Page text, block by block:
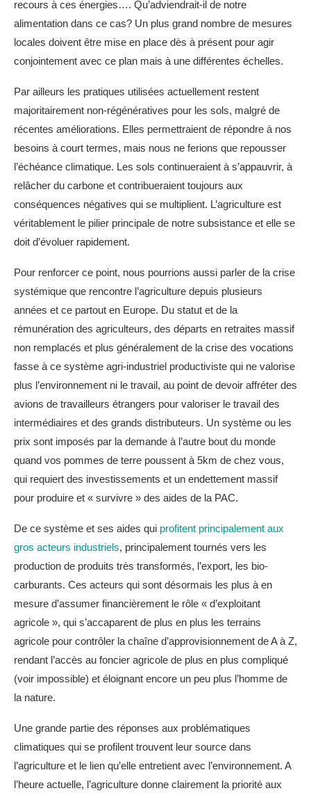
recours à ces énergies…. Qu’adviendrait-il de notre
alimentation dans ce cas? Un plus grand nombre de mesures
locales doivent être mise en place dès à présent pour agir
conjointement avec ce plan mais à une différentes échelles.
Par ailleurs les pratiques utilisées actuellement restent
majoritairement non-régénératives pour les sols, malgré de
récentes améliorations. Elles permettraient de répondre à nos
besoins à court termes, mais nous ne ferions que repousser
l’échéance climatique. Les sols continueraient à s’appauvrir, à
relâcher du carbone et contribueraient toujours aux
conséquences négatives qui se multiplient. L’agriculture est
véritablement le pilier principale de notre subsistance et elle se
doit d’évoluer rapidement.
Pour renforcer ce point, nous pourrions aussi parler de la crise
systémique que rencontre l’agriculture depuis plusieurs
années et ce partout en Europe. Du statut et de la
rémunération des agriculteurs, des départs en retraites massif
non remplacés et plus généralement de la crise des vocations
fasse à ce système agri-industriel productiviste qui ne valorise
plus l’environnement ni le travail, au point de devoir affréter des
avions de travailleurs étrangers pour valoriser le travail des
intermédiaires et des grands distributeurs. Un système ou les
prix sont imposés par la demande à l’autre bout du monde
quand vos pommes de terre poussent à 5km de chez vous,
qui requiert des investissements et un endettement massif
pour produire et « survivre » des aides de la PAC.
De ce système et ses aides qui profitent principalement aux
gros acteurs industriels, principalement tournés vers les
production de produits très transformés, l’export, les bio-
carburants. Ces acteurs qui sont désormais les plus à en
mesure d’assumer financièrement le rôle « d’exploitant
agricole », qui s’accaparent de plus en plus les terrains
agricole pour contrôler la chaîne d’approvisionnement de A à Z,
rendant l’accès au foncier agricole de plus en plus compliqué
(voir impossible) et éloignant encore un peu plus l’homme de
la nature.
Une grande partie des réponses aux problématiques
climatiques qui se profilent trouvent leur source dans
l’agriculture et le lien qu’elle entretient avec l’environnement. A
l’heure actuelle, l’agriculture donne clairement la priorité aux